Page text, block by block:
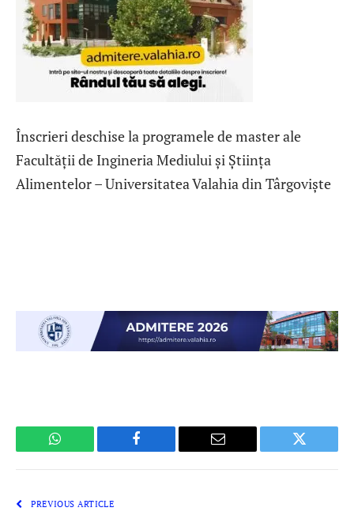
Înscrieri deschise la programele de master ale
Facultății de Ingineria Mediului și Știința
Alimentelor – Universitatea Valahia din Târgoviște
WhatsApp Facebook Email Twitter
PREVIOUS ARTICLE